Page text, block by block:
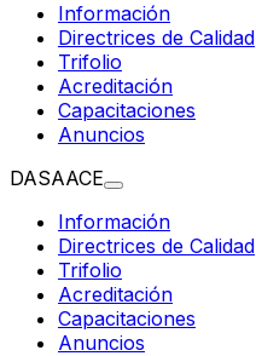
Información
Directrices de Calidad
Trifolio
Acreditación
Capacitaciones
Anuncios
DASAACE
Información
Directrices de Calidad
Trifolio
Acreditación
Capacitaciones
Anuncios